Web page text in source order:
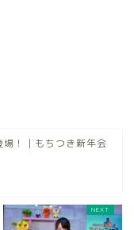
！｜もちつき新年会